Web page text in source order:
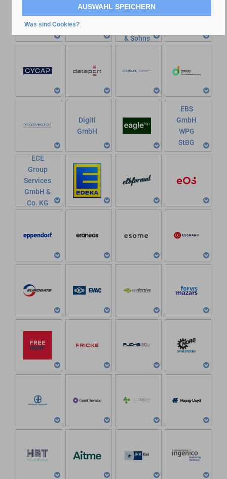
Tischtennis
Service
& Sohns
Digitl
GmbH
EBS
GmbH
WPG
StBG
ECE
Group
Services
GmbH &
Co. KG
AUSWAHL SPEICHERN
Was sind Cookies?